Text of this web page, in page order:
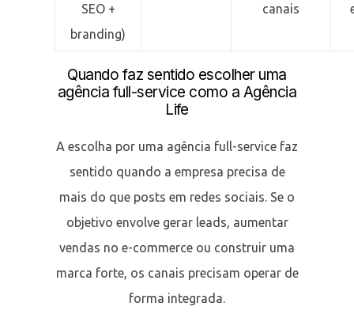
SEO +
branding)
canais
Quando faz sentido escolher uma
agência full-service como a Agência
Life
A escolha por uma agência full-service faz
sentido quando a empresa precisa de
mais do que posts em redes sociais. Se o
objetivo envolve gerar leads, aumentar
vendas no e-commerce ou construir uma
marca forte, os canais precisam operar de
forma integrada.